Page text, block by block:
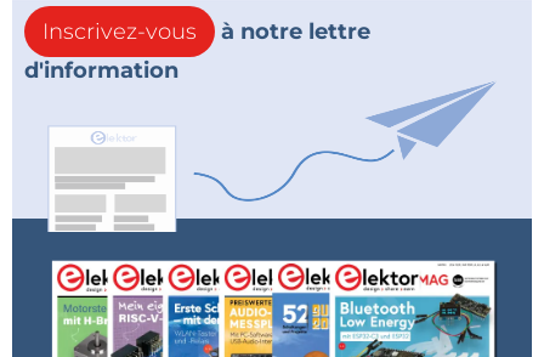
Inscrivez-vous
à notre lettre
d'information